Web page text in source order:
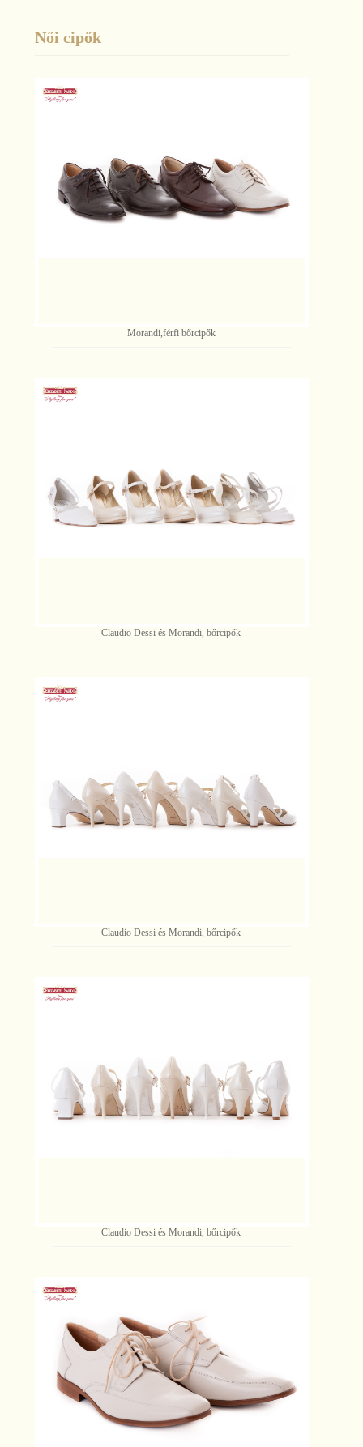
Női cipők
Morandi,férfi bőrcipők
Claudio Dessi és Morandi, bőrcipők
Claudio Dessi és Morandi, bőrcipők
Claudio Dessi és Morandi, bőrcipők